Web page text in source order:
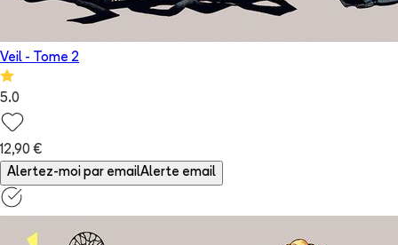
Veil - Tome 2
5.0
12,90 €
Alertez-moi par emailAlerte email